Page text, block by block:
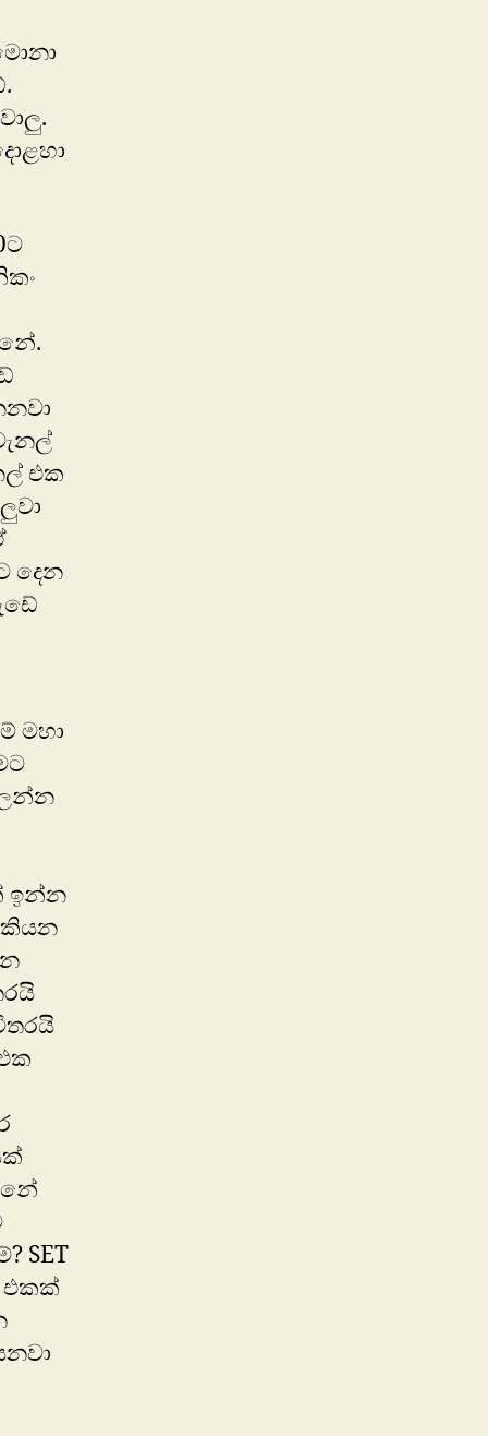
එක
දෙන
මහා
ඉන්න
කියන
SET
එකක්